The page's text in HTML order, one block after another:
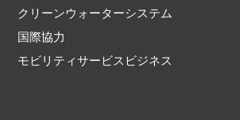
クリーンウォーターシステム
国際協力
モビリティサービスビジネス